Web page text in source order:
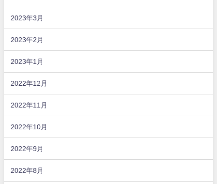
2023年3月
2023年2月
2023年1月
2022年12月
2022年11月
2022年10月
2022年9月
2022年8月